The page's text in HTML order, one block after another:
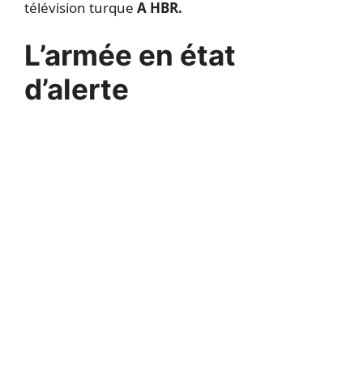
télévision turque A HBR.
L’armée en état
d’alerte